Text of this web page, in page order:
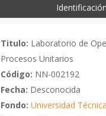
Identificación
Titulo: Laboratorio de
Procesos Unitarios
Código: NN-002192
Fecha: Desconocida
Fondo: Universidad